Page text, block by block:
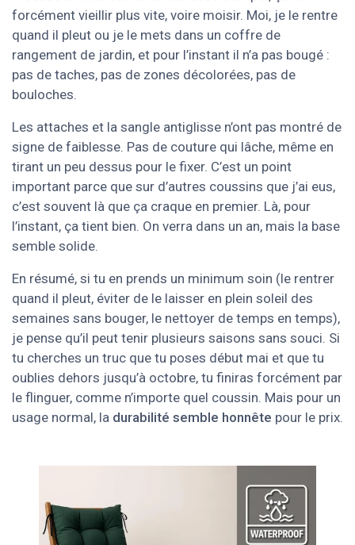
forcément vieillir plus vite, voire moisir. Moi, je le rentre
quand il pleut ou je le mets dans un coffre de
rangement de jardin, et pour l’instant il n’a pas bougé :
pas de taches, pas de zones décolorées, pas de
bouloches.
Les attaches et la sangle antiglisse n’ont pas montré de
signe de faiblesse. Pas de couture qui lâche, même en
tirant un peu dessus pour le fixer. C’est un point
important parce que sur d’autres coussins que j’ai eus,
c’est souvent là que ça craque en premier. Là, pour
l’instant, ça tient bien. On verra dans un an, mais la base
semble solide.
En résumé, si tu en prends un minimum soin (le rentrer
quand il pleut, éviter de le laisser en plein soleil des
semaines sans bouger, le nettoyer de temps en temps),
je pense qu’il peut tenir plusieurs saisons sans souci. Si
tu cherches un truc que tu poses début mai et que tu
oublies dehors jusqu’à octobre, tu finiras forcément par
le flinguer, comme n’importe quel coussin. Mais pour un
usage normal, la durabilité semble honnête pour le prix.